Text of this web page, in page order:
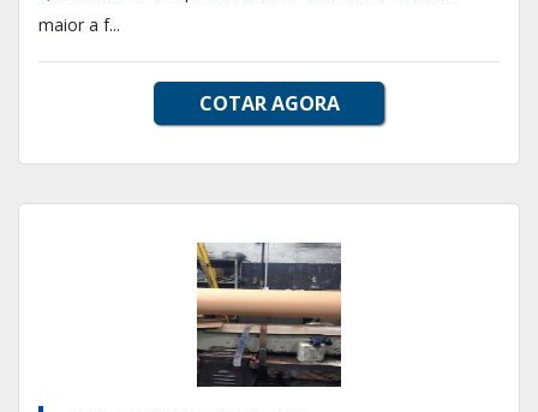
maior a f...
COTAR AGORA